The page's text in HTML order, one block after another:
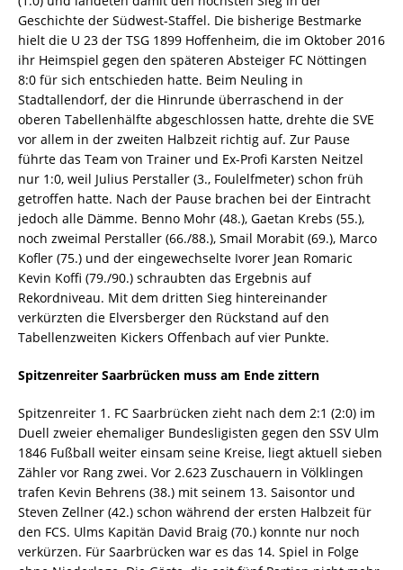
Geschichte der Südwest-Staffel. Die bisherige Bestmarke
hielt die U 23 der TSG 1899 Hoffenheim, die im Oktober 2016
ihr Heimspiel gegen den späteren Absteiger FC Nöttingen
8:0 für sich entschieden hatte. Beim Neuling in
Stadtallendorf, der die Hinrunde überraschend in der
oberen Tabellenhälfte abgeschlossen hatte, drehte die SVE
vor allem in der zweiten Halbzeit richtig auf. Zur Pause
führte das Team von Trainer und Ex-Profi Karsten Neitzel
nur 1:0, weil Julius Perstaller (3., Foulelfmeter) schon früh
getroffen hatte. Nach der Pause brachen bei der Eintracht
jedoch alle Dämme. Benno Mohr (48.), Gaetan Krebs (55.),
noch zweimal Perstaller (66./88.), Smail Morabit (69.), Marco
Kofler (75.) und der eingewechselte Ivorer Jean Romaric
Kevin Koffi (79./90.) schraubten das Ergebnis auf
Rekordniveau. Mit dem dritten Sieg hintereinander
verkürzten die Elversberger den Rückstand auf den
Tabellenzweiten Kickers Offenbach auf vier Punkte.
Spitzenreiter Saarbrücken muss am Ende zittern
Spitzenreiter 1. FC Saarbrücken zieht nach dem 2:1 (2:0) im
Duell zweier ehemaliger Bundesligisten gegen den SSV Ulm
1846 Fußball weiter einsam seine Kreise, liegt aktuell sieben
Zähler vor Rang zwei. Vor 2.623 Zuschauern in Völklingen
trafen Kevin Behrens (38.) mit seinem 13. Saisontor und
Steven Zellner (42.) schon während der ersten Halbzeit für
den FCS. Ulms Kapitän David Braig (70.) konnte nur noch
verkürzen. Für Saarbrücken war es das 14. Spiel in Folge